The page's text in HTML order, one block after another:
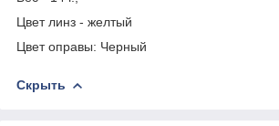
Цвет линз - желтый
Цвет оправы: Черный
Скрыть